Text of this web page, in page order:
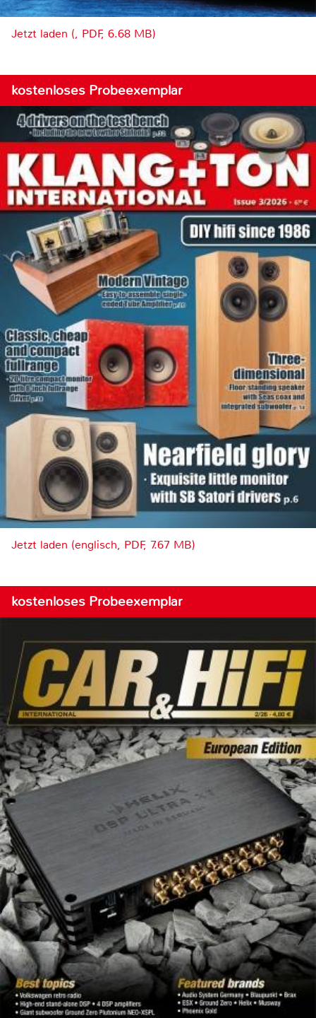
Jetzt laden (, PDF, 6.68 MB)
kostenloses Probeexemplar
Jetzt laden (englisch, PDF, 7.67 MB)
kostenloses Probeexemplar